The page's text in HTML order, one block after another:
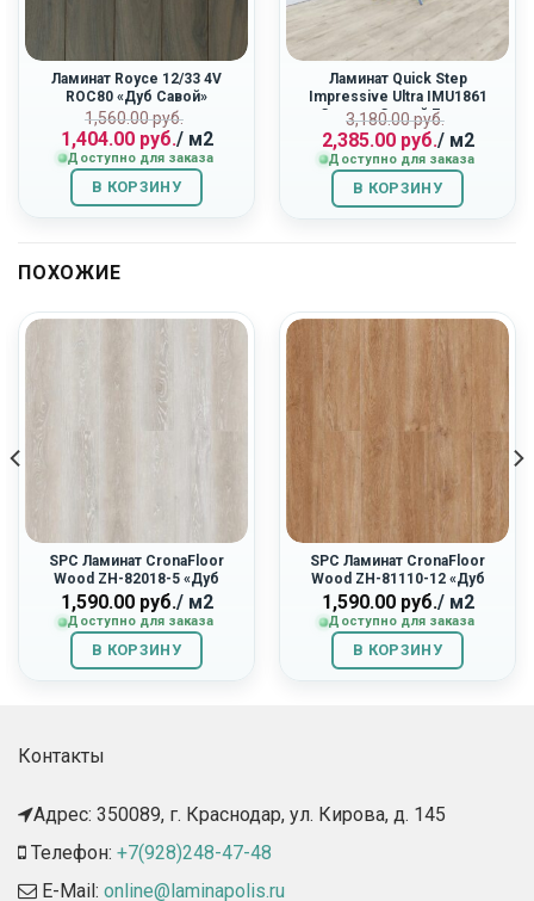
Ламинат Royce 12/33 4V
ROC80 «Дуб Савой»
1,560.00руб.
Первоначальная
цена
составляла
1,560.00
руб..
1,404.00руб.
Текущая
цена:
1,404.00
руб..
/ м2
Доступно для заказа
В КОРЗИНУ
Ламинат Quick Step
Impressive Ultra IMU1861
«Светло-Серый Бетон»
3,180.00руб.
цена
составляла
3,180.00
руб..
2,385.00руб.
Текущая
цена:
2,385.00
руб..
/ м2
Доступно для заказа
В КОРЗИНУ
ПОХОЖИЕ
SPC Ламинат CronaFloor
Wood ZH-82018-5 «Дуб
Мане»
1,590.00руб./ м2
Доступно для заказа
В КОРЗИНУ
SPC Ламинат CronaFloor
Wood ZH-81110-12 «Дуб
Монтара»
1,590.00руб./ м2
Доступно для заказа
В КОРЗИНУ
Контакты
Адрес: 350089, г. Краснодар, ул. Кирова, д. 145​
Телефон: +7(928)248-47-48
E-Mail: online@laminapolis.ru